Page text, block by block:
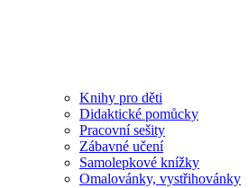
Knihy pro děti
Didaktické pomůcky
Pracovní sešity
Zábavné učení
Samolepkové knížky
Omalovánky, vystřihovánky